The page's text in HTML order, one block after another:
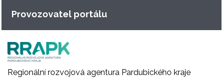
Provozovatel portálu
Regionální rozvojová agentura Pardubického kraje